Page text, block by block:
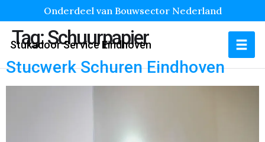
Onderdeel van Bouwsector Nederland
Stukadoor Service Eindhoven
Tag:Schuurpapier
Stucwerk Schuren Eindhoven